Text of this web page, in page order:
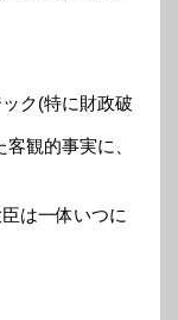
ク(特に財政破
観的事実に、
は一体いつに